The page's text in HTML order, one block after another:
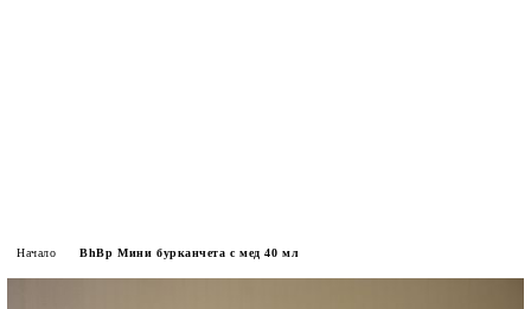
Начало BhBp Мини бурканчета с мед 40 мл